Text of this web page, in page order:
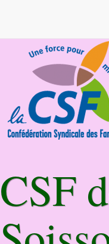
CSF